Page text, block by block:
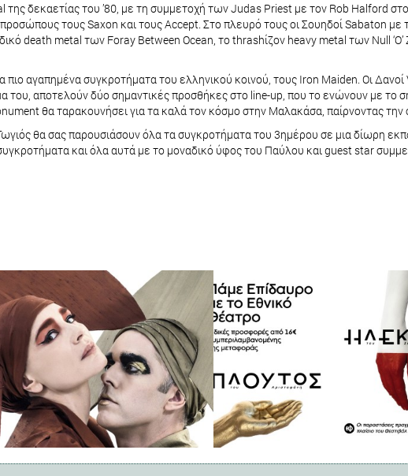
δεκαετίας του ’80, με τη συμμετοχή των Judas Priest με τον Rob Halford
τους Saxon και τους Accept. Στο πλευρό τους οι Σουηδοί Sabaton
death metal των Foray Between Ocean, το thrashίζον heavy metal των Null
πιο αγαπημένα συγκροτήματα του ελληνικού κοινού, τους Iron Maiden. Οι
αποτελούν δύο σημαντικές προσθήκες στο line-up, που το ενώνουν με
θα ταρακουνήσει για τα καλά τον κόσμο στην Μαλακάσα, παίρνοντας την
θα σας παρουσιάσουν όλα τα συγκροτήματα του 3ημέρου σε μια δίωρη
και όλα αυτά με το μοναδικό ύφος του Παύλου και guest star